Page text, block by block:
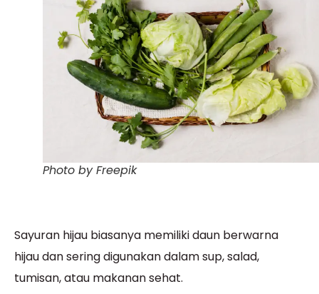
Photo by Freepik
Sayuran hijau biasanya memiliki daun berwarna
hijau dan sering digunakan dalam sup, salad,
tumisan, atau makanan sehat.